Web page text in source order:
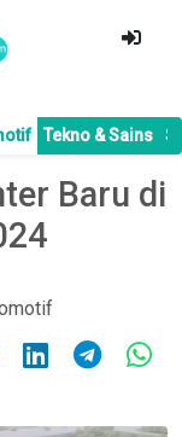
Tekno & Sains
Baru di